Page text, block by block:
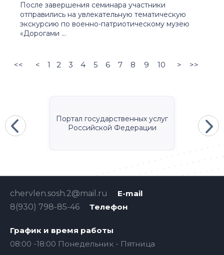
После завершения семинара участники
отправились на увлекательную тематическую
экскурсию по военно-патриотическому музею
«Дорогами ...
<< < 1 2 3 4 5 6 7 8 9 10 > >>
Портал государственных услуг
Российской Федерации
E-mail
chervlen.sosh.2@mail.ru
Телефон
8(930) 798-85-46
График и время работы
08:00 -18:00 Понедельник - Пятница